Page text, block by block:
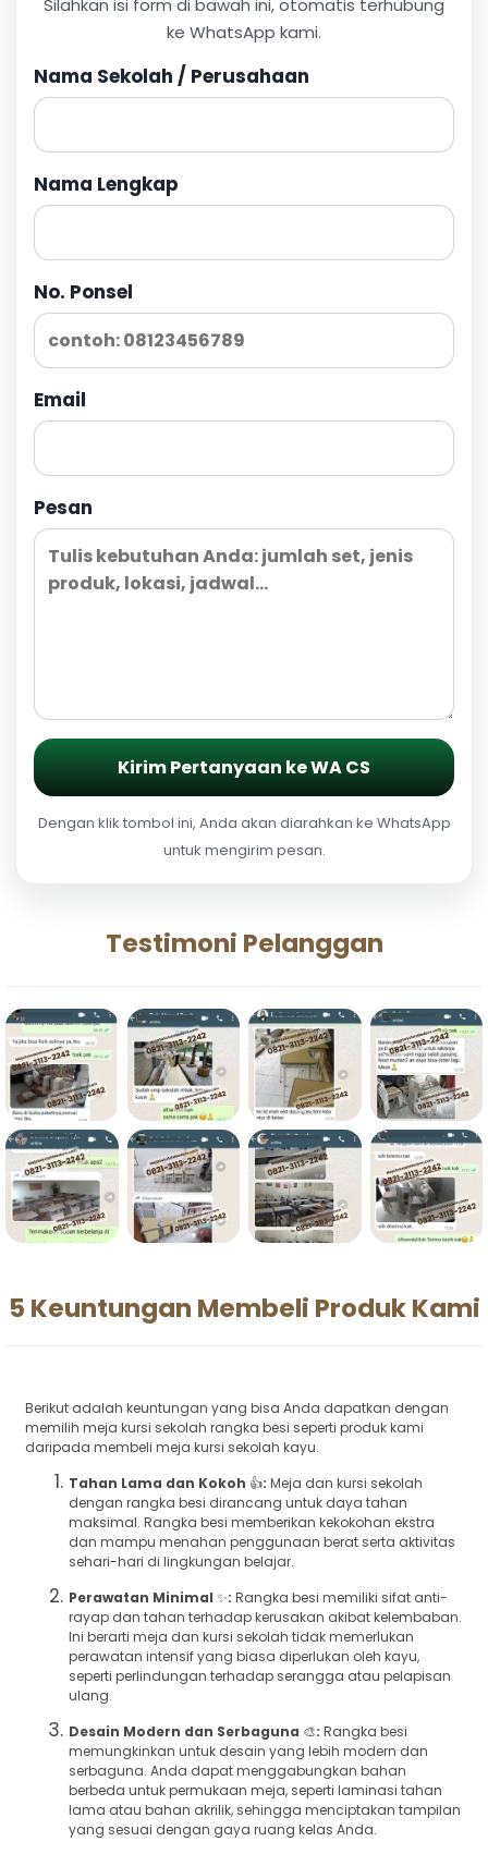
Silahkan isi form di bawah ini, otomatis terhubung
ke WhatsApp kami.
Nama Sekolah / Perusahaan
Nama Lengkap
No. Ponsel
Email
Pesan
Kirim Pertanyaan ke WA CS
Dengan klik tombol ini, Anda akan diarahkan ke WhatsApp
untuk mengirim pesan.
Testimoni Pelanggan
5 Keuntungan Membeli Produk Kami
Berikut adalah keuntungan yang bisa Anda dapatkan dengan
memilih meja kursi sekolah rangka besi seperti produk kami
daripada membeli meja kursi sekolah kayu.
Tahan Lama dan Kokoh 👍: Meja dan kursi sekolah
dengan rangka besi dirancang untuk daya tahan
maksimal. Rangka besi memberikan kekokohan ekstra
dan mampu menahan penggunaan berat serta aktivitas
sehari-hari di lingkungan belajar.
Perawatan Minimal ✨: Rangka besi memiliki sifat anti-
rayap dan tahan terhadap kerusakan akibat kelembaban.
Ini berarti meja dan kursi sekolah tidak memerlukan
perawatan intensif yang biasa diperlukan oleh kayu,
seperti perlindungan terhadap serangga atau pelapisan
ulang.
Desain Modern dan Serbaguna 🎨: Rangka besi
memungkinkan untuk desain yang lebih modern dan
serbaguna. Anda dapat menggabungkan bahan
berbeda untuk permukaan meja, seperti laminasi tahan
lama atau bahan akrilik, sehingga menciptakan tampilan
yang sesuai dengan gaya ruang kelas Anda.